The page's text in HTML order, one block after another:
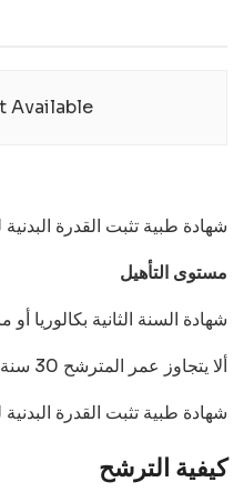
Available
شهادة طبية تثبت القدرة البدنية
مستوى التأهيل
شهادة السنة الثانية بكالوريا أو
ألا يتجاوز عمر المترشح 30 سنة عند نهاية دجنبر 2025
شهادة طبية تثبت القدرة البدنية
كيفية الترشح